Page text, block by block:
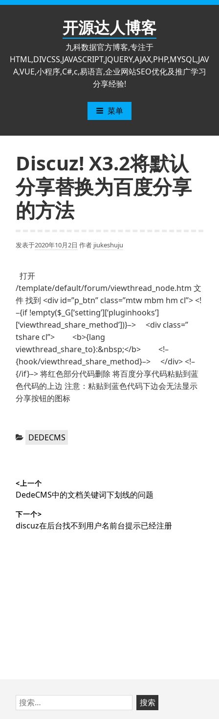
跳
开源达人博客
九科数据官方博客,专注于
HTML,DIVCSS,JAVASCRIPT,JQUERY,AJAX,PHP,MYSQL,JAV
A,VUE,小程序,C#,c,易语言,企业网站SEO优化及推广学习
分享经验!
菜单
Discuz! X3.2将默认
分享替换为百度分享
的方法
发表于2020年10月2日 作者 jiukeshuju
打开
/template/default/forum/viewthread_node.htm 文
件 找到 <div id=”p_btn” class=”mtw mbm hm cl”> <!
–{if !empty($_G[‘setting’][‘pluginhooks’]
[‘viewthread_share_method’])}–> <div class=”
tshare cl”> <b>{lang
viewthread_share_to}:&nbsp;</b> <!–
{hook/viewthread_share_method}–> </div> <!–
{/if}–> 将红色部分代码删除 将百度分享代码粘贴到蓝
色代码的上边 注意：粘贴到蓝色代码下边会无法显示
分享按钮的图标
分
DEDECMS
章
导
航
<上一个
上
文
章：
DedeCMS中的文档关键词下划线的问题
下一个>
下
discuz在后台找不到用户名前台提示已经注册
跳
至
搜
索：